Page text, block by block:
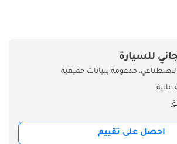
للسيارة
مدعومة ببيانات حقيقية
عالية
احصل على تقييم